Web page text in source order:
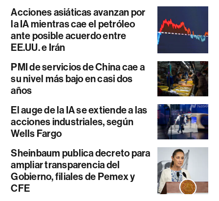
Acciones asiáticas avanzan por
la IA mientras cae el petróleo
ante posible acuerdo entre
EE.UU. e Irán
PMI de servicios de China cae a
su nivel más bajo en casi dos
años
El auge de la IA se extiende a las
acciones industriales, según
Wells Fargo
Sheinbaum publica decreto para
ampliar transparencia del
Gobierno, filiales de Pemex y
CFE